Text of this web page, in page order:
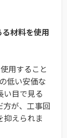
る材料を使用
用すること
低い安価な
い目で見る
方が、工事回
抑えられま